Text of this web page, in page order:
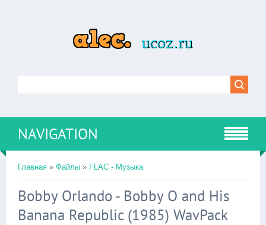
NAVIGATION
Главная » Файлы » FLAC - Музыка
Bobby Orlando - Bobby O and His
Banana Republic (1985) WavPack